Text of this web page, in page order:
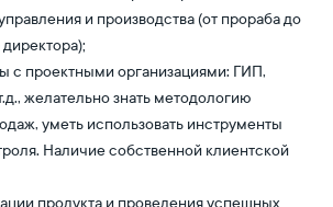
и производства (от прораба до
с проектными организациями: ГИП,
желательно знать методологию
уметь использовать инструменты
Наличие собственной клиентской